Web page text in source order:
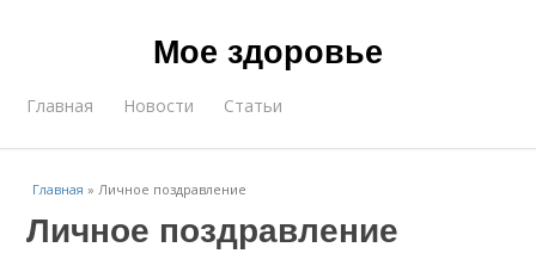
Мое здоровье
Главная Новости Статьи
Главная »Личное поздравление
Личное поздравление